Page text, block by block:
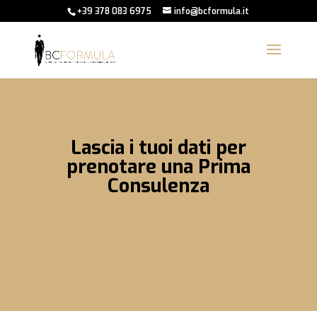
+39 378 083 6975 info@bcformula.it
Lascia i tuoi dati per
prenotare una Prima
Consulenza